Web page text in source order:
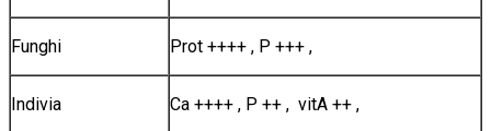
Funghi Prot ++++ , P +++ ,
Indivia Ca ++++ , P ++ , vitA ++ ,